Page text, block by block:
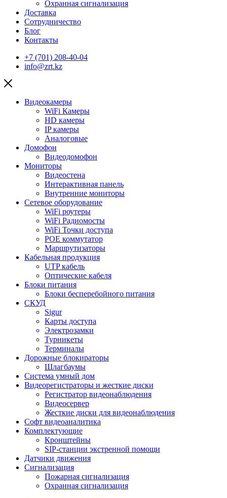
Охранная сигнализация
Доставка
Сотрудничество
Блог
Контакты
+7 (701) 208-40-04
info@zrt.kz
Видеокамеры
WiFi Камеры
HD камеры
IP камеры
Аналоговые
Домофон
Видеодомофон
Мониторы
Видеостена
Интерактивная панель
Внутренние мониторы
Сетевое оборудование
WiFi роутеры
WiFi Радиомосты
WiFi Точки доступа
POE коммутатор
Маршрутизаторы
Кабельная продукция
UTP кабель
Оптические кабеля
Блоки питания
Блоки бесперебойного питания
СКУД
Sigur
Карты доступа
Электрозамки
Турникеты
Терминалы
Дорожные блокираторы
Шлагбаумы
Cистема умный дом
Видеорегистраторы и жесткие диски
Регистратор видеонаблюдения
Видеосервер
Жесткие диски для видеонаблюдения
Софт видеоаналитика
Комплектующие
Кронштейны
SIP-станции экстренной помощи
Датчики движения
Сигнализация
Пожарная сигнализация
Охранная сигнализация